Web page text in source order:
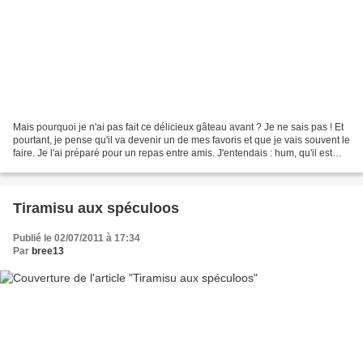
Mais pourquoi je n'ai pas fait ce délicieux gâteau avant ? Je ne sais pas ! Et
pourtant, je pense qu'il va devenir un de mes favoris et que je vais souvent le
faire. Je l'ai préparé pour un repas entre amis. J'entendais : hum, qu'il est
Tiramisu aux spéculoos
Publié le 02/07/2011 à 17:34
Par bree13